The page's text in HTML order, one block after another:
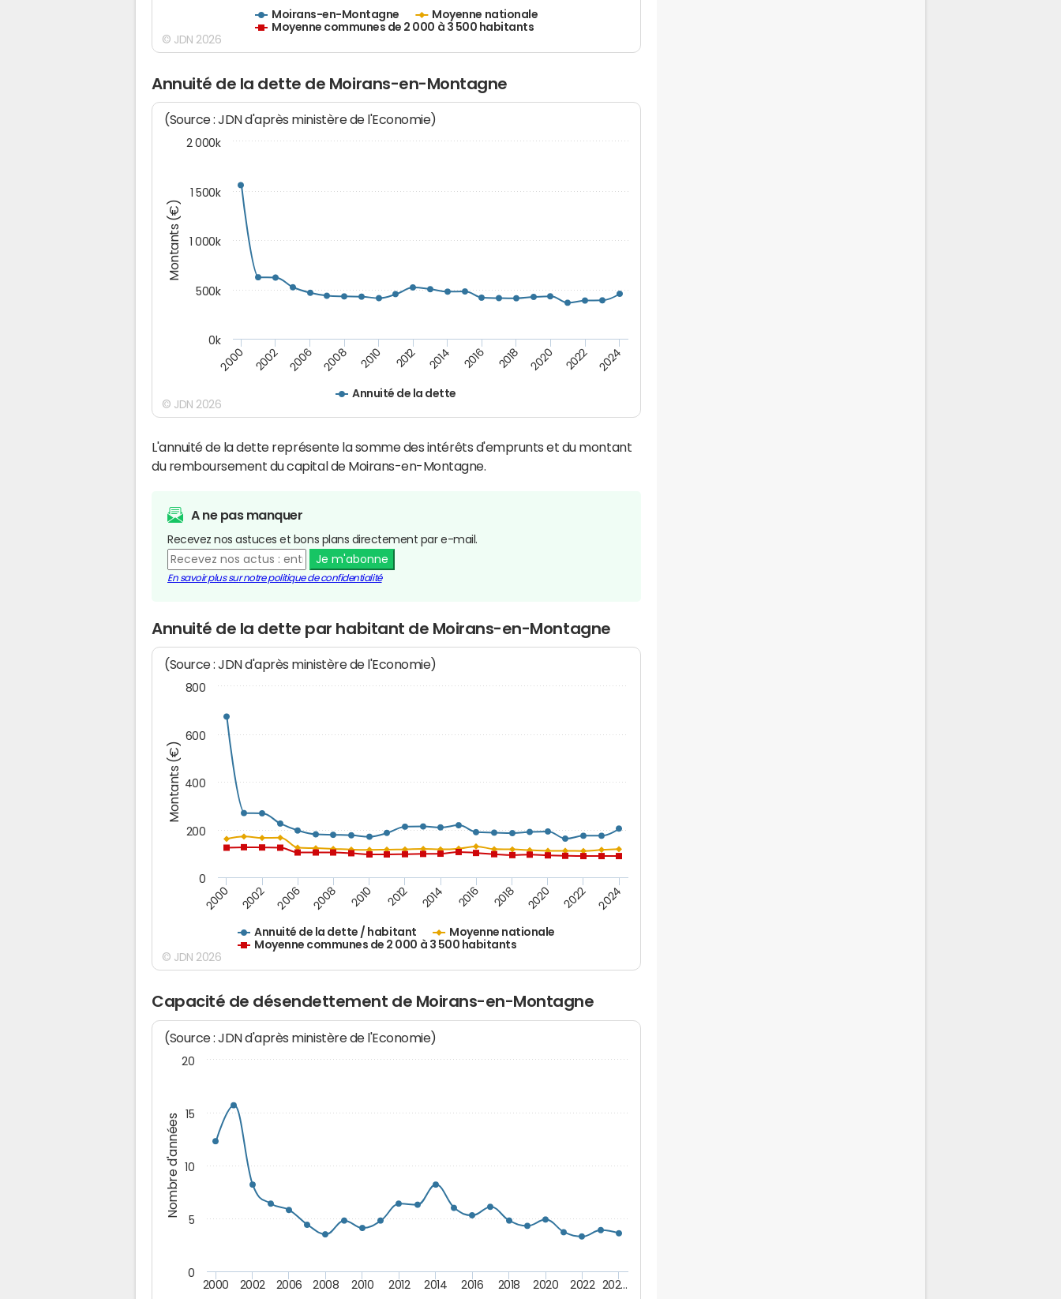
Moirans-en-Montagne
Moyenne nationale
Moyenne communes de 2 000 à 3 500 habitants
© JDN 2026
Annuité de la dette de Moirans-en-Montagne
Montants (€)
(Source : JDN d'après ministère de l'Economie)
Annuité de la dette
2000 2002 2006 2008 2010 2012 2014 2016 2018 2020 2022 2024
500k
1 000k
1 500k
0k
2 000k
© JDN 2026
L'annuité de la dette représente la somme des intérêts d'emprunts et du montant
du remboursement du capital de Moirans-en-Montagne.
A ne pas manquer
Recevez nos astuces et bons plans directement par e-mail.
Je m'abonne
En savoir plus sur notre politique de confidentialité
Annuité de la dette par habitant de Moirans-en-Montagne
Montants (€)
(Source : JDN d'après ministère de l'Economie)
Annuité de la dette / habitant
Moyenne nationale
Moyenne communes de 2 000 à 3 500 habitants
2000 2002 2006 2008 2010 2012 2014 2016 2018 2020 2022 2024
0
200
400
600
800
© JDN 2026
Capacité de désendettement de Moirans-en-Montagne
Nombre d'années
(Source : JDN d'après ministère de l'Economie)
2000 2002 2006 2008 2010 2012 2014 2016 2018 2020 2022 202…
5
10
15
0
20